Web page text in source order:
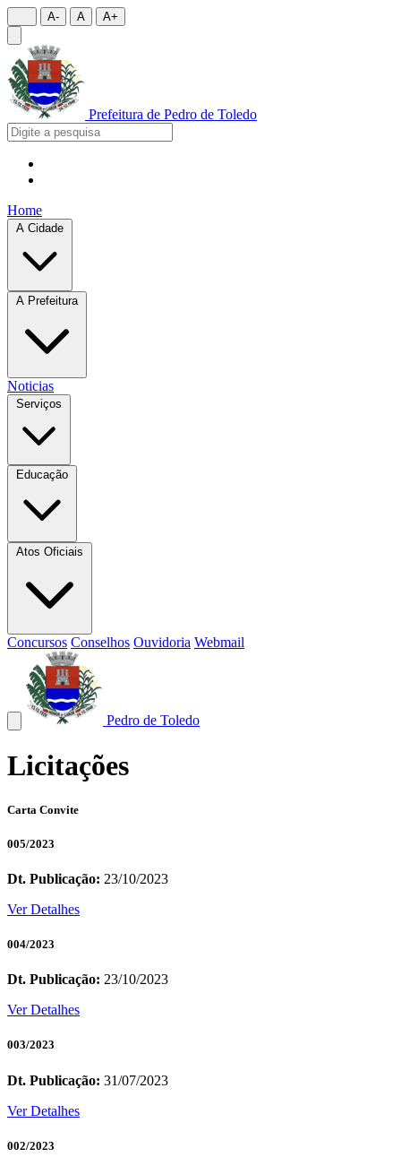
A- A A+
Prefeitura de Pedro de Toledo
Home
A Cidade
A Prefeitura
Noticias
Serviços
Educação
Atos Oficiais
Concursos Conselhos Ouvidoria Webmail
Pedro de Toledo
Licitações
Carta Convite
005/2023
Dt. Publicação: 23/10/2023
Ver Detalhes
004/2023
Dt. Publicação: 23/10/2023
Ver Detalhes
003/2023
Dt. Publicação: 31/07/2023
Ver Detalhes
002/2023